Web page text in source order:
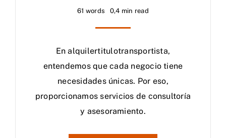
61 words 0,4 min read
En alquilertitulotransportista,
entendemos que cada negocio tiene
necesidades únicas. Por eso,
proporcionamos servicios de consultoría
y asesoramiento.